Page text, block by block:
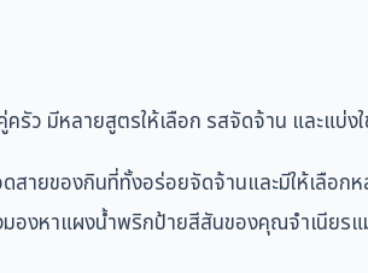
รัว มีหลายสูตรให้เลือก รสจัดจ้าน และแบ่ง
ายของกินที่ทั้งอร่อยจัดจ้านและมีให้เลือกห
งหาแผงน้ำพริกป้ายสีสันของคุณจำเนียรแ